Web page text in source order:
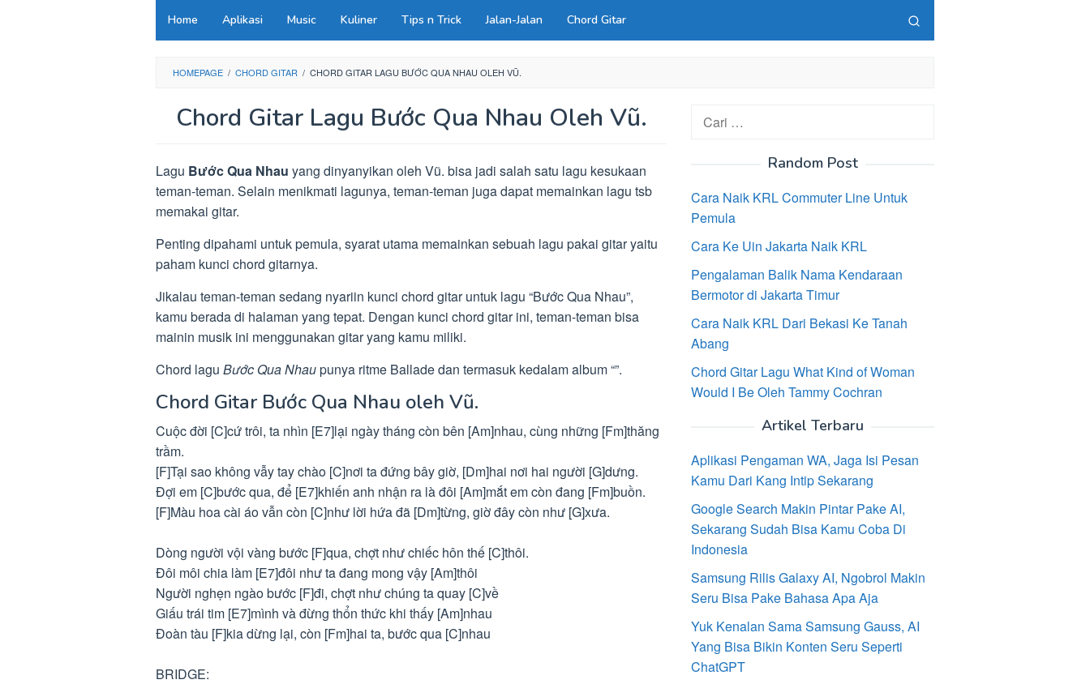
Home Aplikasi Music Kuliner Tips n Trick Jalan-Jalan Chord Gitar
HOMEPAGE / CHORD GITAR / CHORD GITAR LAGU BƯỚC QUA NHAU OLEH VŨ.
Chord Gitar Lagu Bước Qua Nhau Oleh Vũ.
Lagu Bước Qua Nhau yang dinyanyikan oleh Vũ. bisa jadi salah satu lagu kesukaan
teman-teman. Selain menikmati lagunya, teman-teman juga dapat memainkan lagu tsb
memakai gitar.
Penting dipahami untuk pemula, syarat utama memainkan sebuah lagu pakai gitar yaitu
paham kunci chord gitarnya.
Jikalau teman-teman sedang nyariin kunci chord gitar untuk lagu “Bước Qua Nhau”,
kamu berada di halaman yang tepat. Dengan kunci chord gitar ini, teman-teman bisa
mainin musik ini menggunakan gitar yang kamu miliki.
Chord lagu Bước Qua Nhaupunya ritme Ballade dan termasuk kedalam album “”.
Chord Gitar Bước Qua Nhau oleh Vũ.
Cuộc đời [C]cứ trôi, ta nhìn [E7]lại ngày tháng còn bên [Am]nhau, cùng những [Fm]thăng
trầm.
[F]Tại sao không vẫy tay chào [C]nơi ta đứng bây giờ, [Dm]hai nơi hai người [G]dưng.
Đợi em [C]bước qua, để [E7]khiến anh nhận ra là đôi [Am]mắt em còn đang [Fm]buồn.
[F]Màu hoa cài áo vẫn còn [C]như lời hứa đã [Dm]từng, giờ đây còn như [G]xưa.
Dòng người vội vàng bước [F]qua, chợt như chiếc hôn thế [C]thôi.
Đôi môi chia làm [E7]đôi như ta đang mong vậy [Am]thôi
Người nghẹn ngào bước [F]đi, chợt như chúng ta quay [C]về
Giấu trái tim [E7]mình và đừng thổn thức khi thấy [Am]nhau
Đoàn tàu [F]kia dừng lại, còn [Fm]hai ta, bước qua [C]nhau
BRIDGE:
Cari
Random Post
Cara Naik KRL Commuter Line Untuk
Pemula
Cara Ke Uin Jakarta Naik KRL
Pengalaman Balik Nama Kendaraan
Bermotor di Jakarta Timur
Cara Naik KRL Dari Bekasi Ke Tanah
Abang
Chord Gitar Lagu What Kind of Woman
Would I Be Oleh Tammy Cochran
Artikel Terbaru
Aplikasi Pengaman WA, Jaga Isi Pesan
Kamu Dari Kang Intip Sekarang
Google Search Makin Pintar Pake AI,
Sekarang Sudah Bisa Kamu Coba Di
Indonesia
Samsung Rilis Galaxy AI, Ngobrol Makin
Seru Bisa Pake Bahasa Apa Aja
Yuk Kenalan Sama Samsung Gauss, AI
Yang Bisa Bikin Konten Seru Seperti
ChatGPT